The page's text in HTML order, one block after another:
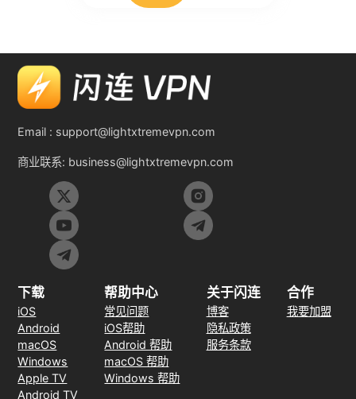
Email : support@lightxtremevpn.com
商业联系: business@lightxtremevpn.com
下载
iOS
Android
macOS
Windows
Apple TV
Android TV
帮助中心
常见问题
iOS帮助
Android 帮助
macOS 帮助
Windows 帮助
关于闪连
博客
隐私政策
服务条款
合作
我要加盟